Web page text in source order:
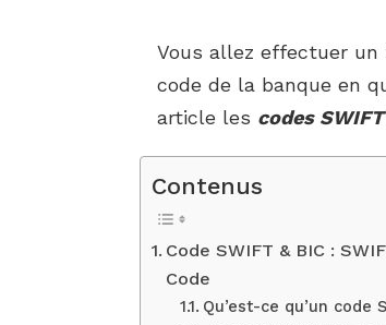
Vous allez effectuer un
code de la banque en
article les codes SWIFT
Contenus
Code SWIFT & BIC :
Code
Qu’est-ce qu’un code